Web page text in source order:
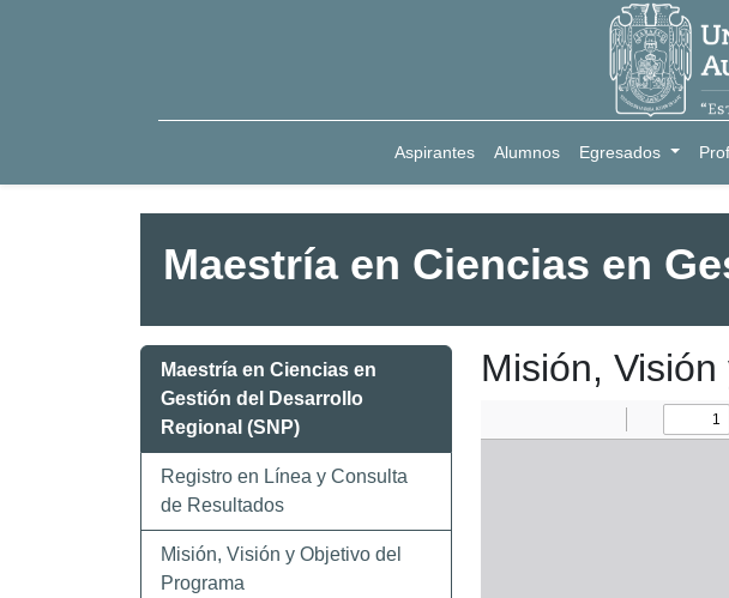
Aspirantes Alumnos Egresados
Maestría en Ciencias en
Maestría en Ciencias en
Gestión del Desarrollo
Regional (SNP)
Registro en Línea y Consulta
de Resultados
Misión, Visión y Objetivo del
Programa
Misión,